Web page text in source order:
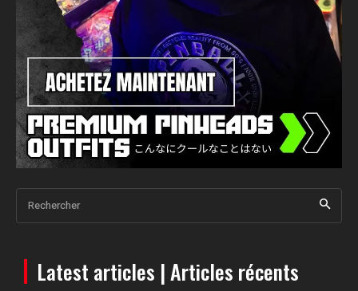
Rechercher
Latest articles | Articles récents